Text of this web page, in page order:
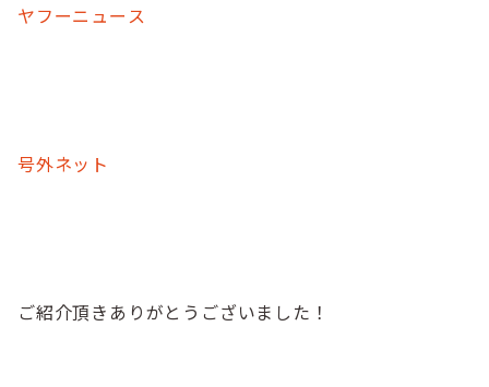
ヤフーニュース
号外ネット
ご紹介頂きありがとうございました！